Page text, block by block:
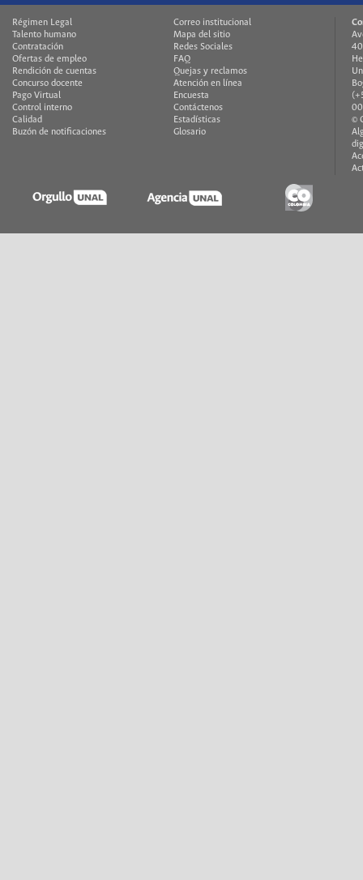
Régimen Legal
Talento humano
Contratación
Ofertas de empleo
Rendición de cuentas
Concurso docente
Pago Virtual
Control interno
Calidad
Buzón de notificaciones
Correo institucional
Mapa del sitio
Redes Sociales
FAQ
Quejas y reclamos
Atención en línea
Encuesta
Contáctenos
Estadísticas
Glosario
©